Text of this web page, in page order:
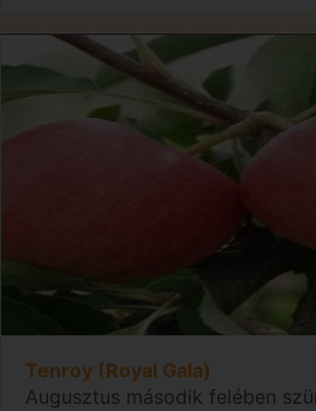
Tenroy (Royal Gala)
Augusztus második felében